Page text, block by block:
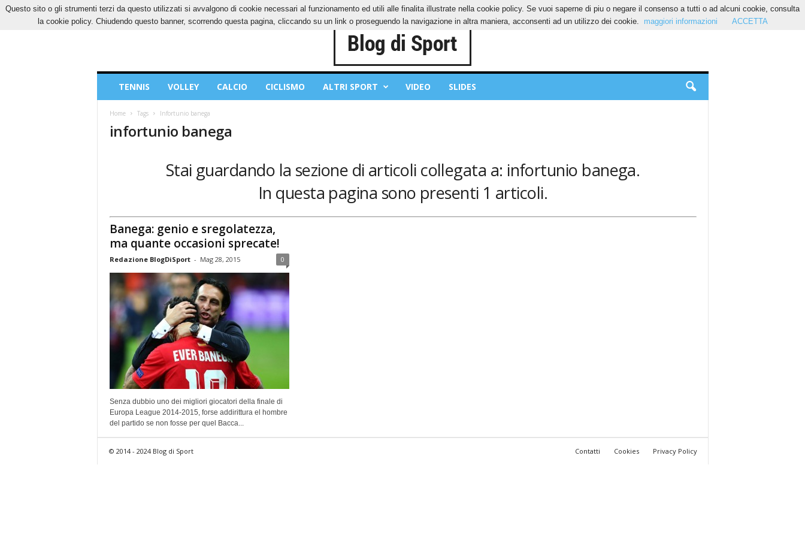
GIOVEDÌ, 6 AGOSTO 2026 CONTATTI COOKIES PRIVACY POLICY
Sport
TENNIS VOLLEY CALCIO CICLISMO ALTRI SPORT VIDEO SLIDES
Home Tags Infortunio banega
infortunio banega
Stai guardando la sezione di articoli collegata a: infortunio banega.
In questa pagina sono presenti 1 articoli.
Banega: genio e sregolatezza,
ma quante occasioni sprecate!
Redazione BlogDiSport - Mag 28, 2015 0
Senza dubbio uno dei migliori giocatori della finale di
Europa League 2014-2015, forse addirittura el hombre
del partido se non fosse per quel Bacca...
Contatti Cookies Privacy Policy
© 2014 - 2024 Blog di Sport
Questo sito o gli strumenti terzi da questo utilizzati si avvalgono di cookie necessari al funzionamento ed utili alle finalita illustrate nella cookie policy. Se vuoi saperne di piu o negare il consenso a tutti o ad alcuni cookie, consulta
la cookie policy. Chiudendo questo banner, scorrendo questa pagina, cliccando su un link o proseguendo la navigazione in altra maniera, acconsenti ad un utilizzo dei cookie.
maggiori informazioni ACCETTA